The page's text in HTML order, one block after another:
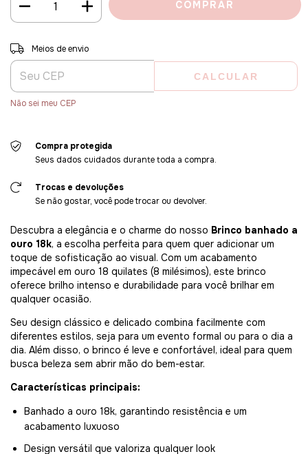
Entregas para o CEP:
Meios de envio
CALCULAR
Não sei meu CEP
Compra protegida
Seus dados cuidados durante toda a compra.
Trocas e devoluções
Se não gostar, você pode trocar ou devolver.
Descubra a elegância e o charme do nosso Brinco banhado a
ouro 18k, a escolha perfeita para quem quer adicionar um
toque de sofisticação ao visual. Com um acabamento
impecável em ouro 18 quilates (8 milésimos), este brinco
oferece brilho intenso e durabilidade para você brilhar em
qualquer ocasião.
Seu design clássico e delicado combina facilmente com
diferentes estilos, seja para um evento formal ou para o dia a
dia. Além disso, o brinco é leve e confortável, ideal para quem
busca beleza sem abrir mão do bem-estar.
Características principais:
Banhado a ouro 18k, garantindo resistência e um
acabamento luxuoso
Design versátil que valoriza qualquer look